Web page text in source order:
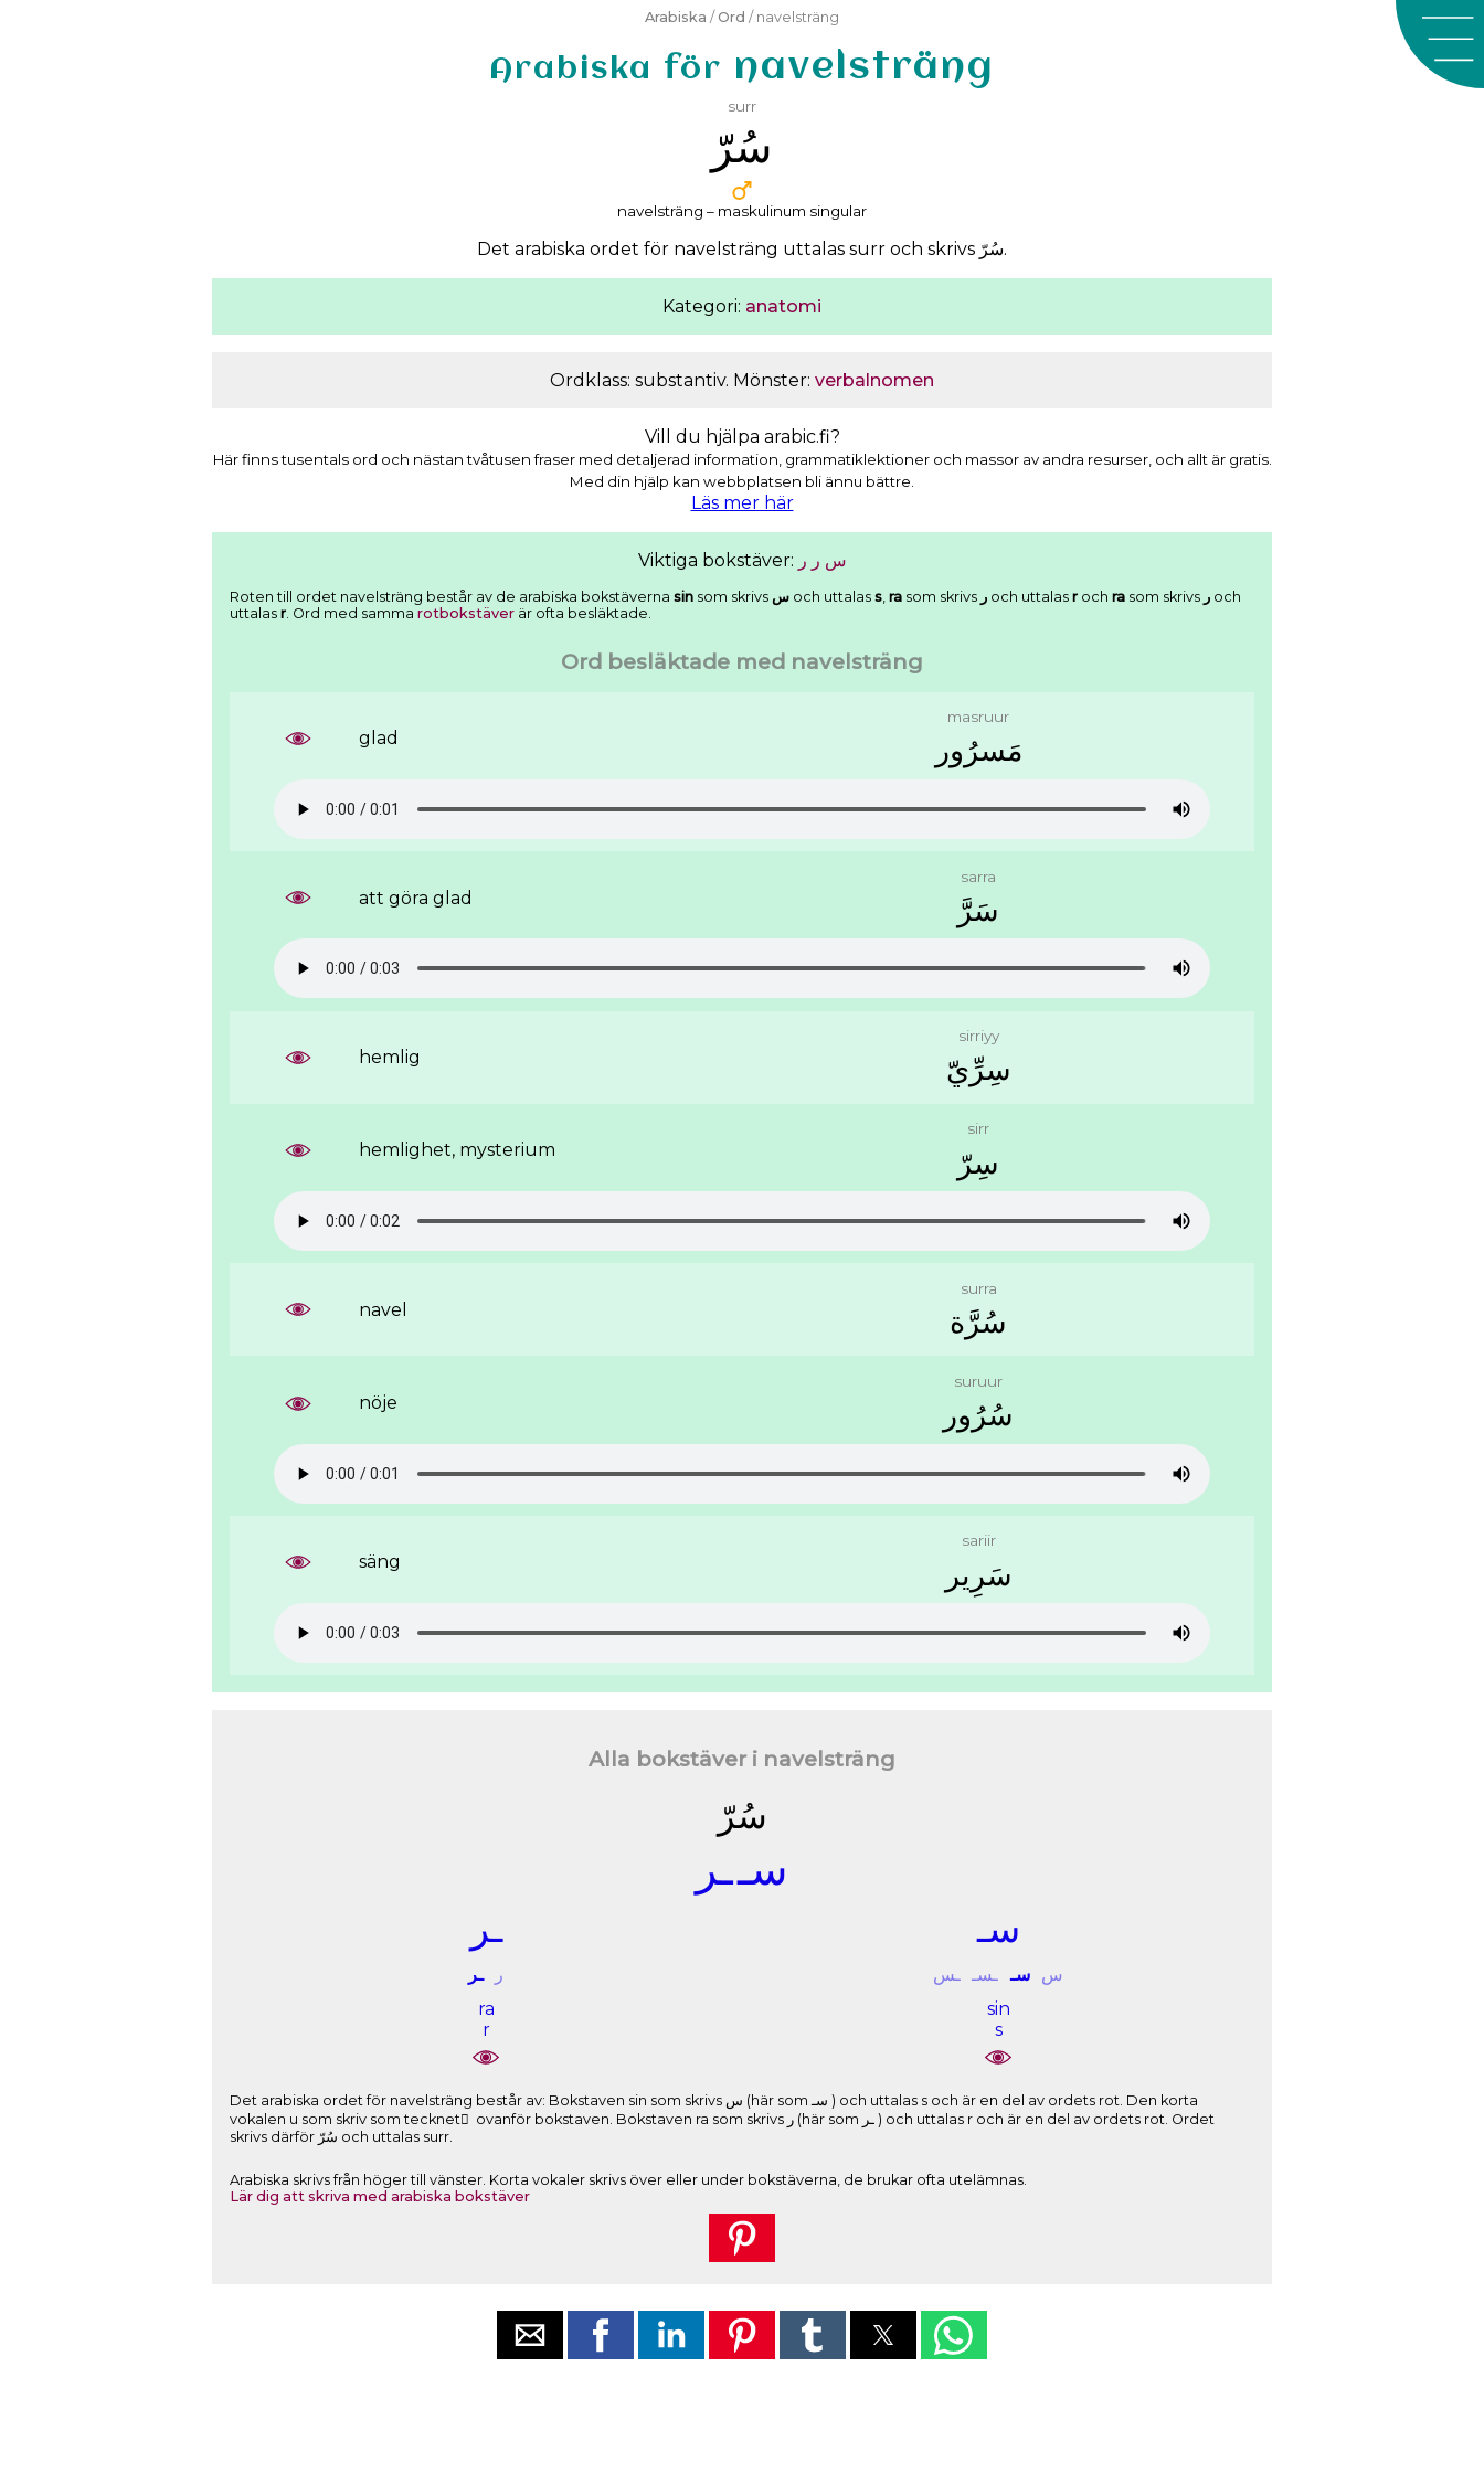
Arabiska / Ord / navelsträng
Arabiska för navelsträng
surr
ﺳُﺮّ
navelsträng – maskulinum singular
Det arabiska ordet för navelsträng uttalas surr och skrivs ﺳُﺮّ.
Kategori: anatomi
Ordklass: substantiv. Mönster: verbalnomen
Vill du hjälpa arabic.fi?
Här finns tusentals ord och nästan tvåtusen fraser med detaljerad information, grammatiklektioner och massor av andra resurser, och allt är gratis.
Med din hjälp kan webbplatsen bli ännu bättre.
Läs mer här
Viktiga bokstäver: ﺱ ﺭ ﺭ
Roten till ordet navelsträng består av de arabiska bokstäverna sin som skrivs ﺱ och uttalas s ra som skrivs ﺭ och uttalas r och ra som skrivs ﺭ och
uttalas r . Ord med samma rotbokstäver är ofta besläktade.
Ord besläktade med navelsträng
glad
masruur
ﻣَﺴﺮُﻭﺭ
att göra glad
sarra
ﺳَﺮَّ
hemlig
sirriyy
ﺳِﺮِّﻱّ
hemlighet, mysterium
sirr
ﺳِﺮّ
navel
surra
ﺳُﺮَّﺓ
nöje
suruur
ﺳُﺮُﻭﺭ
säng
sariir
ﺳَﺮِﻳﺮ
Alla bokstäver i navelsträng
ﺳُﺮّ
ﺳــﺮ
ﺳـ ـﺮ
ﺱ ﺳـ ـﺴـ ـﺲ ﺭ
ـﺮ
sin
s
ra
r
Det arabiska ordet för navelsträng består av: Bokstaven sin som skrivs ﺱ (här som ﺳـ ) och uttalas s och är en del av ordets rot. Den korta
vokalen u som skriv som tecknet ُ ovanför bokstaven. Bokstaven ra som skrivs ﺭ (här som ـﺮ ) och uttalas r och är en del av ordets rot. Ordet
skrivs därför ﺳُﺮّ och uttalas surr.
Arabiska skrivs från höger till vänster. Korta vokaler skrivs över eller under bokstäverna, de brukar ofta utelämnas.
Lär dig att skriva med arabiska bokstäver